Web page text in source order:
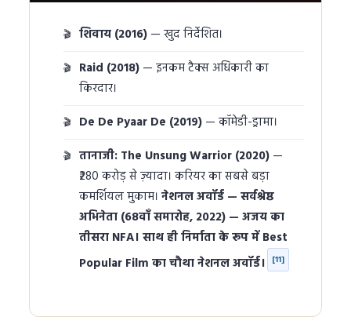
शिवाय (2016) — खुद निर्देशित।
Raid (2018) — इनकम टैक्स अधिकारी का
किरदार।
De De Pyaar De (2019) — कॉमेडी-ड्रामा।
तानाजी: The Unsung Warrior (2020) —
₹280 करोड़ से ज़्यादा। करियर का सबसे बड़ा
कमर्शियल मुकाम। नेशनल अवॉर्ड — सर्वश्रेष्ठ
अभिनेता (68वाँ समारोह, 2022) — अजय का
तीसरा NFA। साथ ही निर्माता के रूप में Best
Popular Film का चौथा नेशनल अवॉर्ड।
[11]